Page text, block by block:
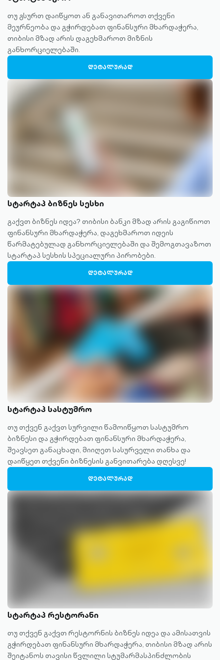
თუ გსურთ დაიწყოთ ან განავითაროთ თქვენი
მეურნეობა და გჭირდებათ ფინანსური მხარდაჭერა,
თიბისი მზად არის დაგეხმაროთ მიზნის
განხორციელებაში.
ᲓᲔᲢᲐᲚᲣᲠᲐᲓ
სტარტაპ ბიზნეს სესხი
გაქვთ ბიზნეს იდეა? თიბისი ბანკი მზად არის გაგიწიოთ
ფინანსური მხარდაჭერა, დაგეხმაროთ იდეის
წარმატებულად განხორციელებაში და შემოგთავაზოთ
სტარტაპ სესხის სპეციალური პირობები.
ᲓᲔᲢᲐᲚᲣᲠᲐᲓ
სტარტაპ სასტუმრო
თუ თქვენ გაქვთ სურვილი წამოიწყოთ სასტუმრო
ბიზნესი და გჭირდებათ ფინანსური მხარდაჭერა,
შეავსეთ განაცხადი, მიიღეთ სასურველი თანხა და
დაიწყეთ თქვენი ბიზნესის განვითარება დღესვე!
ᲓᲔᲢᲐᲚᲣᲠᲐᲓ
სტარტაპ რესტორანი
თუ თქვენ გაქვთ რესტორნის ბიზნეს იდეა და ამისათვის
გჭირდებათ ფინანსური მხარდაჭერა, თიბისი მზად არის
შეიტანოს თავისი წვლილი სტუმარმასპინძლობის